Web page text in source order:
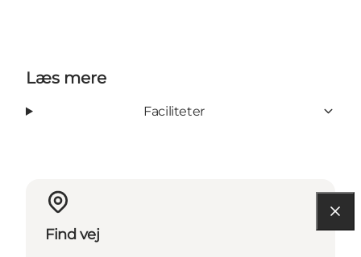
Læs mere
Faciliteter
Find vej